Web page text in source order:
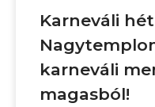
Karneváli
karneváli
magasból!